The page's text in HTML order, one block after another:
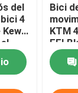
del
4
Kews
Bici
KTM
EFI